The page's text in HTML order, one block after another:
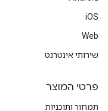
iOS
Web
שירותי אינטרנט
פרטי המוצר
תמחור ותוכניות